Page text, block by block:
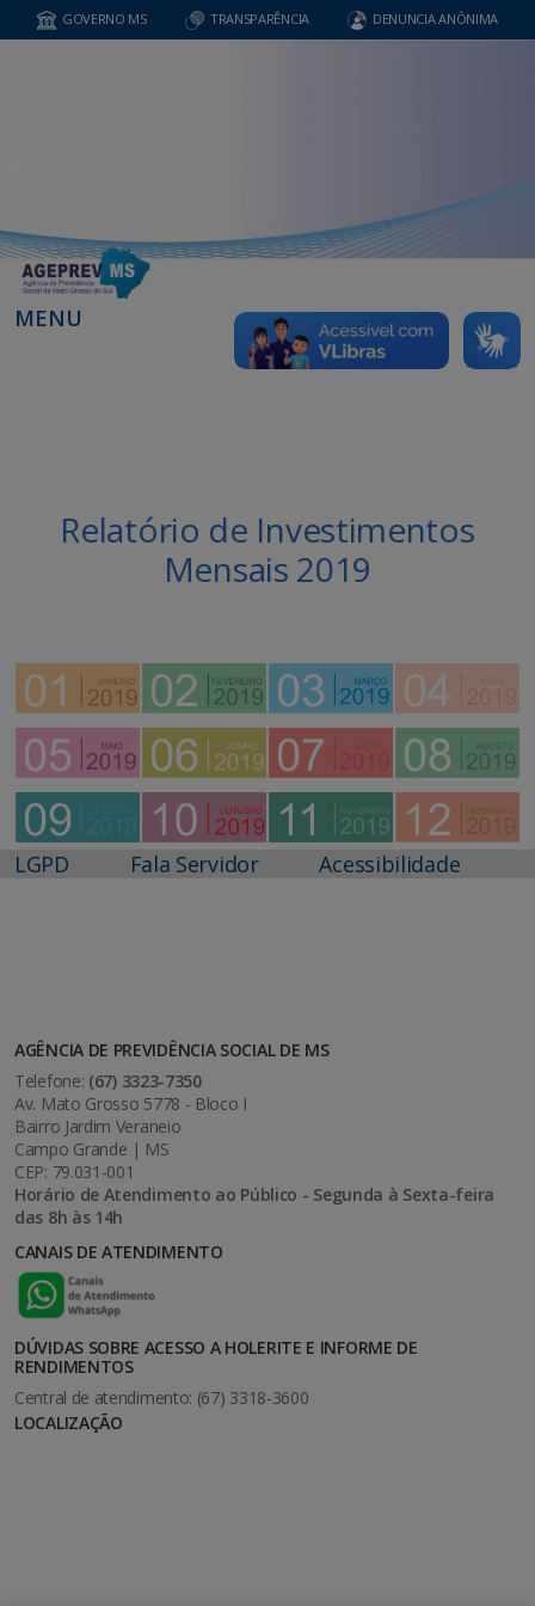
GOVERNO MS TRANSPARÊNCIA DENUNCIA ANÔNIMA
MENU
Relatório de Investimentos
Mensais 2019
LGPD Fala Servidor Acessibilidade
AGÊNCIA DE PREVIDÊNCIA SOCIAL DE MS
Telefone: (67) 3323-7350
Av. Mato Grosso 5778 - Bloco I
Bairro Jardim Veraneio
Campo Grande | MS
CEP: 79.031-001
Horário de Atendimento ao Público - Segunda à Sexta-feira
das 8h às 14h
CANAIS DE ATENDIMENTO
DÚVIDAS SOBRE ACESSO A HOLERITE E INFORME DE
RENDIMENTOS
Central de atendimento: (67) 3318-3600
LOCALIZAÇÃO